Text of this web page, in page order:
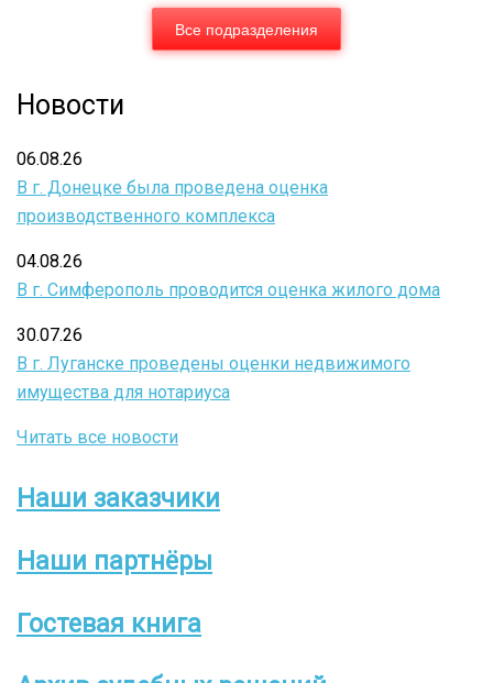
Все подразделения
Новости
06.08.26
В г. Донецке была проведена оценка
производственного комплекса
04.08.26
В г. Симферополь проводится оценка жилого дома
30.07.26
В г. Луганске проведены оценки недвижимого
имущества для нотариуса
Читать все новости
Боковое
меню
Наши заказчики
Наши партнёры
Гостевая книга